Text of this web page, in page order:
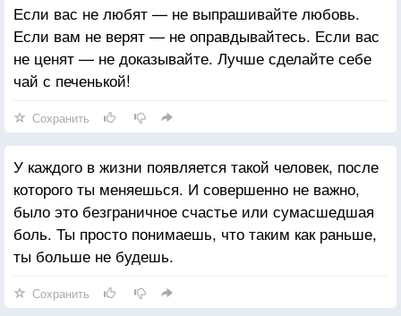
Если вас не любят — не выпрашивайте любовь.
Если вам не верят — не оправдывайтесь. Если вас
не ценят — не доказывайте. Лучше сделайте себе
чай с печенькой!
Сохранить
У каждого в жизни появляется такой человек, после
которого ты меняешься. И совершенно не важно,
было это безграничное счастье или сумасшедшая
боль. Ты просто понимаешь, что таким как раньше,
ты больше не будешь.
Сохранить